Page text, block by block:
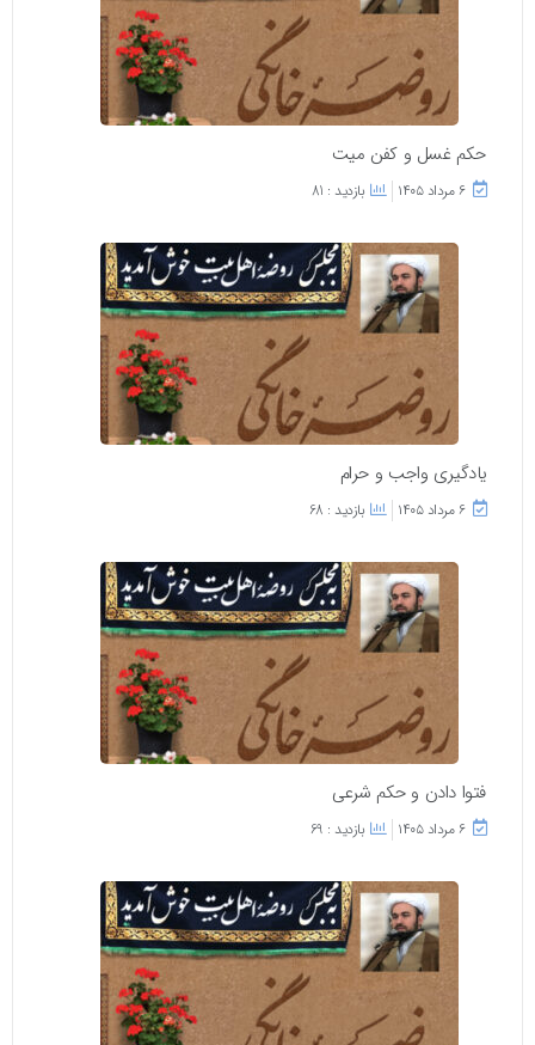
حکم غسل و کفن میت
۶ مرداد ۱۴۰۵ بازدید : 81
یادگیری واجب و حرام
۶ مرداد ۱۴۰۵ بازدید : 68
فتوا دادن و حکم شرعی
۶ مرداد ۱۴۰۵ بازدید : 69